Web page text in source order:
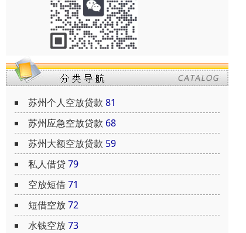
苏州个人空放贷款 81
苏州应急空放贷款 68
苏州大额空放贷款 59
私人借贷79
空放短借71
短借空放72
水钱空放73